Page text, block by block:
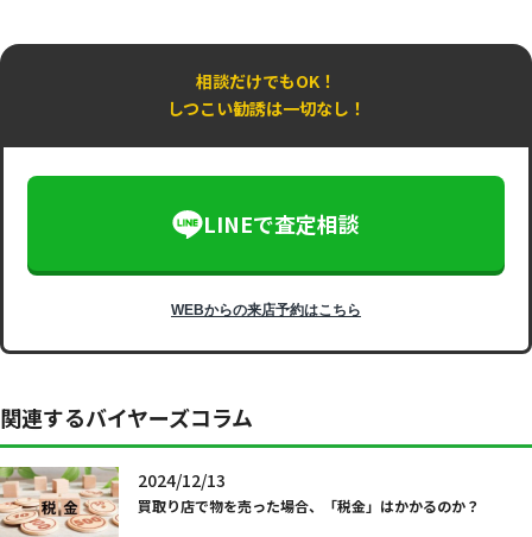
相談だけでもOK！
しつこい勧誘は一切なし！
LINEで査定相談
WEBからの来店予約はこちら
関連するバイヤーズコラム
2024/12/13
買取り店で物を売った場合、「税金」はかかるのか？